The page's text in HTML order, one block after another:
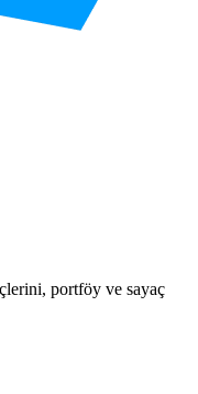
portföy ve sayaç